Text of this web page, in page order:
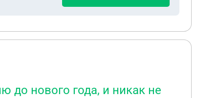
до нового года, и никак не